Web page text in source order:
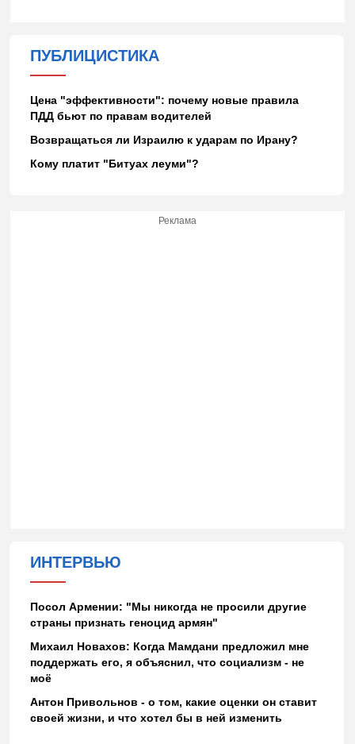
ПУБЛИЦИСТИКА
Цена "эффективности": почему новые правила
ПДД бьют по правам водителей
Возвращаться ли Израилю к ударам по Ирану?
Кому платит "Битуах леуми"?
Реклама
ИНТЕРВЬЮ
Посол Армении: "Мы никогда не просили другие
страны признать геноцид армян"
Михаил Новахов: Когда Мамдани предложил мне
поддержать его, я объяснил, что социализм - не
моё
Антон Привольнов - о том, какие оценки он ставит
своей жизни, и что хотел бы в ней изменить